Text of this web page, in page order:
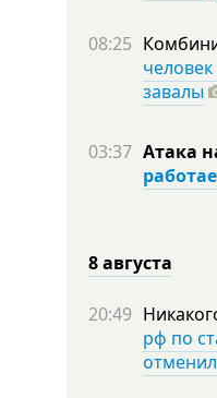
08:25
завалы
03:37 Атака
8 августа
20:49
рф по